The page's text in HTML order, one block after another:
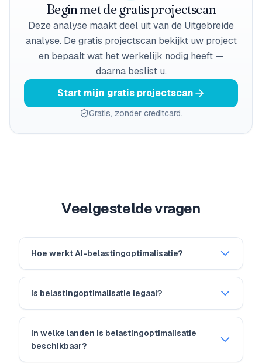
Begin met de gratis projectscan
Deze analyse maakt deel uit van de Uitgebreide
analyse. De gratis projectscan bekijkt uw project
en bepaalt wat het werkelijk nodig heeft —
daarna beslist u.
Start mijn gratis projectscan
Gratis, zonder creditcard.
Veelgestelde vragen
Hoe werkt AI-belastingoptimalisatie?
Is belastingoptimalisatie legaal?
In welke landen is belastingoptimalisatie
beschikbaar?